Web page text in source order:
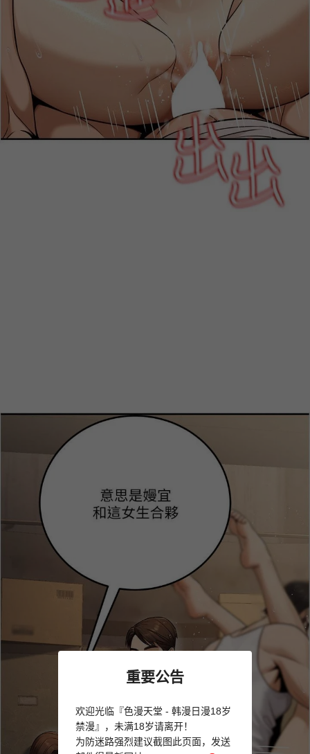
重要公告
欢迎光临『色漫天堂 - 韩漫日漫18岁
禁漫』，未满18岁请离开！
为防迷路强烈建议截图此页面，发送